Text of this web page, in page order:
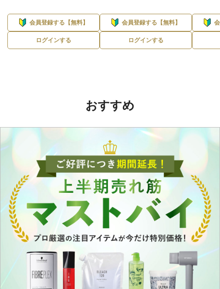
会員登録する【無料】
ログインする
会員登録する【無料】
ログインする
おすすめ